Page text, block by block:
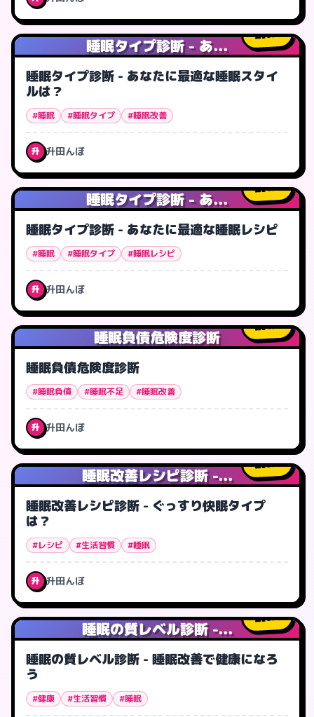
睡眠タイプ診断 - あ...
0人
睡眠タイプ診断 - あなたに最適な睡眠スタイ
ルは？
#睡眠 #睡眠タイプ #睡眠改善
升 升田んぼ
睡眠タイプ診断 - あ...
1人
睡眠タイプ診断 - あなたに最適な睡眠レシピ
#睡眠 #睡眠タイプ #睡眠レシピ
升 升田んぼ
睡眠負債危険度診断
1人
睡眠負債危険度診断
#睡眠負債 #睡眠不足 #睡眠改善
升 升田んぼ
睡眠改善レシピ診断 -...
0人
睡眠改善レシピ診断 - ぐっすり快眠タイプ
は？
#レシピ #生活習慣 #睡眠
升 升田んぼ
睡眠の質レベル診断 -...
0人
睡眠の質レベル診断 - 睡眠改善で健康になろ
う
#健康 #生活習慣 #睡眠